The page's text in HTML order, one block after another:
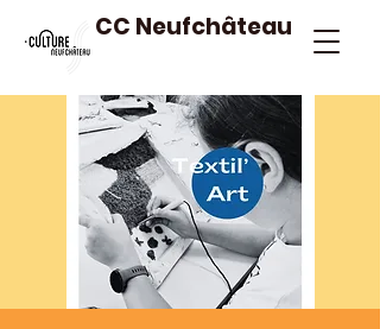
CC Neufchâteau